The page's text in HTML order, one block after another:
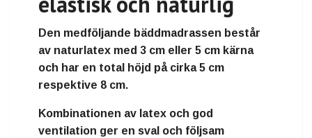
Den medföljande bäddmadrassen består
av naturlatex med 3 cm eller 5 cm kärna
och har en total höjd på cirka 5 cm
respektive 8 cm.
Kombinationen av latex och god
ventilation ger en sval och följsam